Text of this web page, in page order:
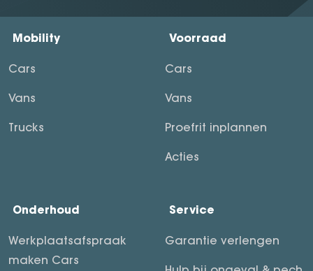
Mobility
Cars
Vans
Trucks
Voorraad
Cars
Vans
Proefrit inplannen
Acties
Onderhoud
Werkplaatsafspraak
maken Cars
Service
Garantie verlengen